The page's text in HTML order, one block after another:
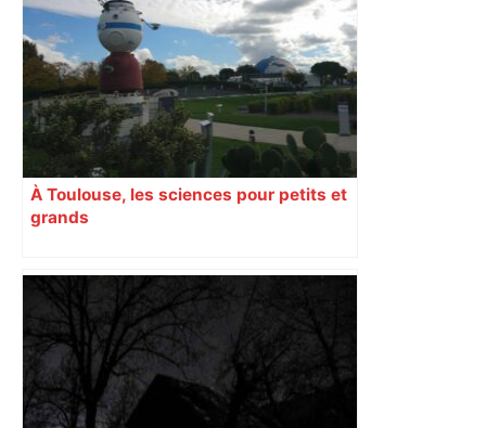
voiture ? La vérité sur les avions qui
reculent – ici.fr
À Toulouse, les sciences pour petits et
grands